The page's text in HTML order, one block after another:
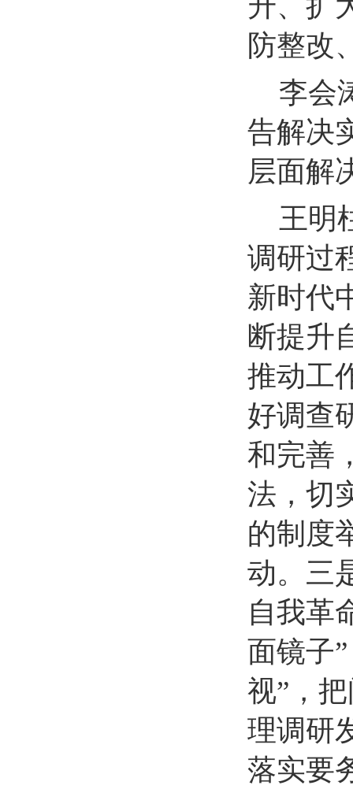
防整改
李会
告解决
层面解
王明
调研过
新时代
断提升
推动工
好调查
和完善
法，切
的制度
动。三
自我革
面镜子
视”，
理调研
落实要